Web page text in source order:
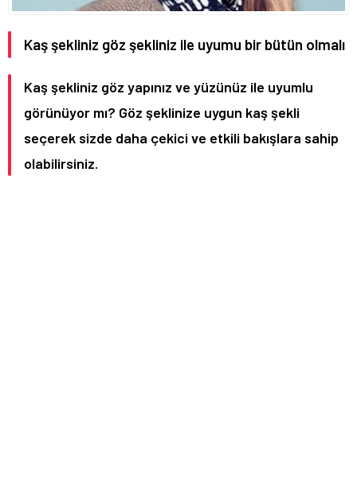
Kaş şekliniz göz şekliniz ile uyumu bir bütün olmalı
Kaş şekliniz göz yapınız ve yüzünüz ile uyumlu
görünüyor mı? Göz şeklinize uygun kaş şekli
seçerek sizde daha çekici ve etkili bakışlara sahip
olabilirsiniz.